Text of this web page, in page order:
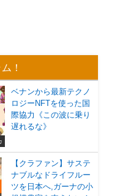
！
ベナンから最新テクノ
ロジーNFTを使った国
際協力《この波に乗り
遅れるな》
【クラファン】サステ
ナブルなドライフルー
ツを日本へ,ガーナの小